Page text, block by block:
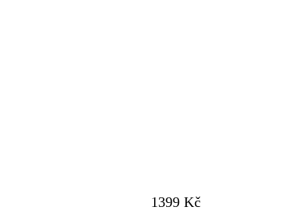
1399 Kč